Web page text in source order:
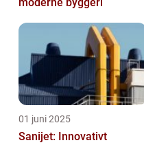
01 juni 2025
Sanijet: Innovativt